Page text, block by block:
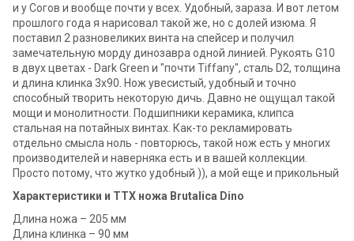
и у Согов и вообще почти у всех. Удобный, зараза. И вот летом
прошлого года я нарисовал такой же, но с долей изюма. Я
поставил 2 разновеликих винта на спейсер и получил
замечательную морду динозавра одной линией. Рукоять G10
в двух цветах - Dark Green и "почти Tiffany", сталь D2, толщина
и длина клинка 3х90. Нож увесистый, удобный и точно
способный творить некоторую дичь. Давно не ощущал такой
мощи и монолитности. Подшипники керамика, клипса
стальная на потайных винтах. Как-то рекламировать
отдельно смысла ноль - повторюсь, такой нож есть у многих
производителей и наверняка есть и в вашей коллекции.
Просто потому, что жутко удобный )), а мой еще и прикольный
Характеристики и ТТХ ножа Brutalica Dino
Длина ножа – 205 мм
Длина клинка – 90 мм